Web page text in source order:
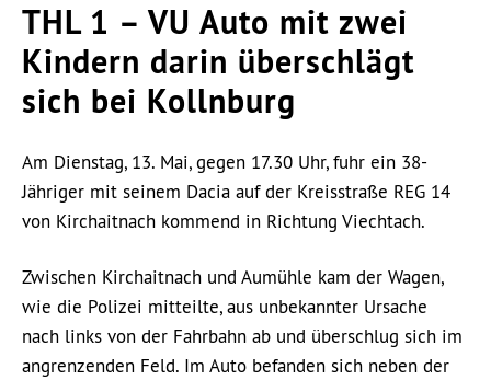
THL 1 – VU Auto mit zwei
Kindern darin überschlägt
sich bei Kollnburg
Am Dienstag, 13. Mai, gegen 17.30 Uhr, fuhr ein 38-
Jähriger mit seinem Dacia auf der Kreisstraße REG 14
von Kirchaitnach kommend in Richtung Viechtach.
Zwischen Kirchaitnach und Aumühle kam der Wagen,
wie die Polizei mitteilte, aus unbekannter Ursache
nach links von der Fahrbahn ab und überschlug sich im
angrenzenden Feld. Im Auto befanden sich neben der